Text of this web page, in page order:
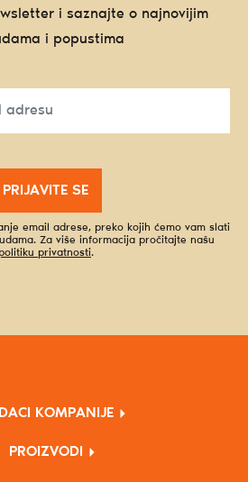
i saznajte o najnovijim
i popustima
PRIJAVITE SE
email adrese, preko kojih ćemo vam slati
Za više informacija pročitajte našu
privatnosti.
KOMPANIJE
PROIZVODI